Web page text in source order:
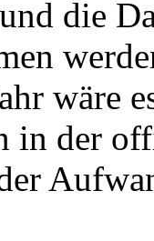
die
wäre
in der